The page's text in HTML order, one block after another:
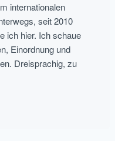
internationalen
seit 2010
ich hier. Ich schaue
Einordnung und
Dreisprachig, zu